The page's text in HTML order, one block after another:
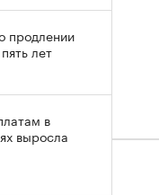
продлении
лет
в
выросла